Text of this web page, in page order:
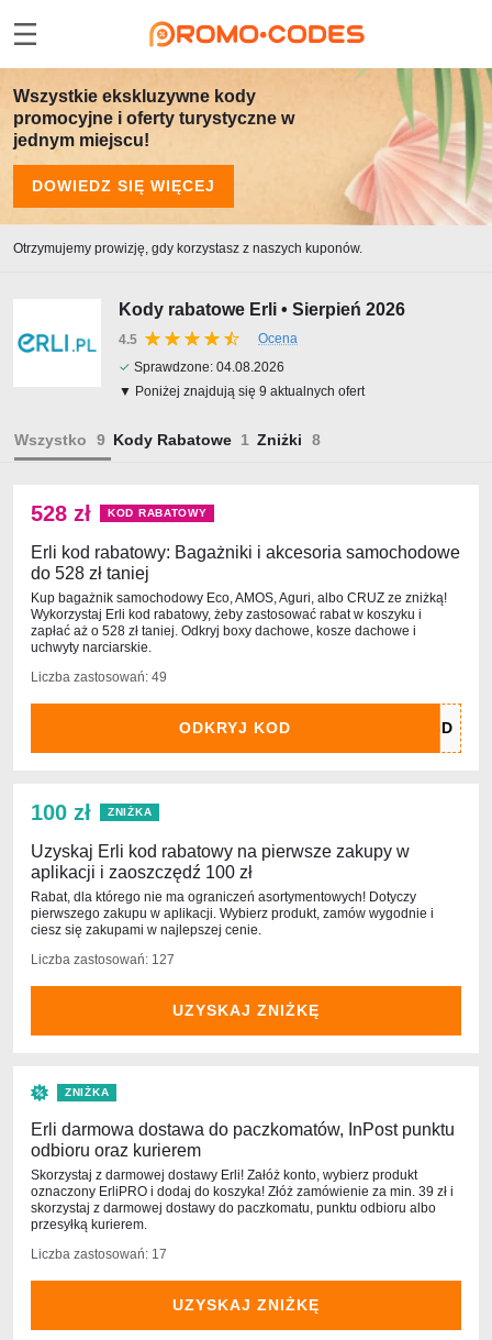
Wszystkie ekskluzywne kody
promocyjne i oferty turystyczne w
jednym miejscu!
DOWIEDZ SIĘ WIĘCEJ
Otrzymujemy prowizję, gdy korzystasz z naszych kuponów.
Kody rabatowe Erli • Sierpień 2026
4.5
Ocena
✓ Sprawdzone: 04.08.2026
▼ Poniżej znajdują się 9 aktualnych ofert
Wszystko Kody Rabatowe Zniżki
528 zł KOD RABATOWY
Erli kod rabatowy: Bagażniki i akcesoria samochodowe
do 528 zł taniej
Kup bagażnik samochodowy Eco, AMOS, Aguri, albo CRUZ ze zniżką!
Wykorzystaj Erli kod rabatowy, żeby zastosować rabat w koszyku i
zapłać aż o 528 zł taniej. Odkryj boxy dachowe, kosze dachowe i
uchwyty narciarskie.
Liczba zastosowań: 49
ODKRYJ KOD
100 zł ZNIŻKA
Uzyskaj Erli kod rabatowy na pierwsze zakupy w
aplikacji i zaoszczędź 100 zł
Rabat, dla którego nie ma ograniczeń asortymentowych! Dotyczy
pierwszego zakupu w aplikacji. Wybierz produkt, zamów wygodnie i
ciesz się zakupami w najlepszej cenie.
Liczba zastosowań: 127
UZYSKAJ ZNIŻKĘ
ZNIŻKA
Erli darmowa dostawa do paczkomatów, InPost punktu
odbioru oraz kurierem
Skorzystaj z darmowej dostawy Erli! Załóż konto, wybierz produkt
oznaczony ErliPRO i dodaj do koszyka! Złóż zamówienie za min. 39 zł i
skorzystaj z darmowej dostawy do paczkomatu, punktu odbioru albo
przesyłką kurierem.
Liczba zastosowań: 17
UZYSKAJ ZNIŻKĘ